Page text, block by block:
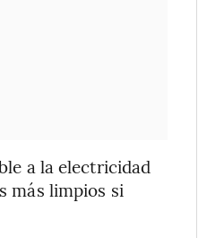
a la electricidad
más limpios si